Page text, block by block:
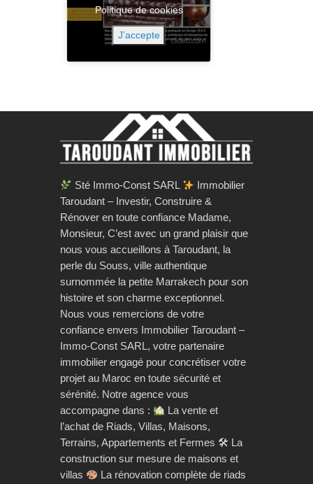
Politique de cookies
J’accepte
Sté Immo-Const SARL
Immobilier
Taroudant – Investir, Construire &
Rénover en toute confiance Madame,
Monsieur, C’est avec un grand plaisir que
nous vous accueillons à Taroudant, la
perle du Souss, ville authentique
surnommée la petite Marrakech pour son
histoire et son charme exceptionnel.
Nous vous remercions de votre
confiance envers Immobilier Taroudant –
Immo-Const SARL, votre partenaire
immobilier engagé pour concrétiser votre
projet au Maroc en toute sécurité et
sérénité. Notre agence vous
accompagne dans :
La vente et
l’achat de Riads, Villas, Maisons,
Terrains, Appartements et Fermes 🛠 La
construction sur mesure de maisons et
villas
La rénovation complète de riads